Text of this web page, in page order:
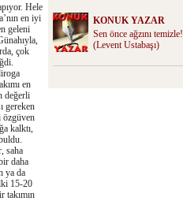
Hele
en iyi
geleni
çok
en
değerli
gereken
özgüven
kalktı,
saha
daha
ya da
15-20
takımın
KONUK YAZAR
Sen önce ağzını temizle!
(Levent Ustabaşı)